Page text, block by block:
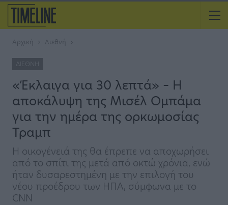
Αρχική Διεθνή
ΔΙΕΘΝΉ
«Έκλαιγα για 30 λεπτά» – Η
αποκάλυψη της Μισέλ Ομπάμα
για την ημέρα της ορκωμοσίας
Τραμπ
Η οικογένειά της θα έπρεπε να αποχωρήσει
από το σπίτι της μετά από οκτώ χρόνια, ενώ
ήταν δυσαρεστημένη με την επιλογή του
νέου προέδρου των ΗΠΑ, σύμφωνα με το
CNN